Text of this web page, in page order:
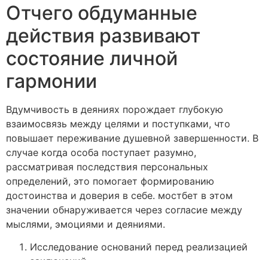
Отчего обдуманные
действия развивают
состояние личной
гармонии
Вдумчивость в деяниях порождает глубокую
взаимосвязь между целями и поступками, что
повышает переживание душевной завершенности. В
случае когда особа поступает разумно,
рассматривая последствия персональных
определений, это помогает формированию
достоинства и доверия в себе. мостбет в этом
значении обнаруживается через согласие между
мыслями, эмоциями и деяниями.
Исследование оснований перед реализацией